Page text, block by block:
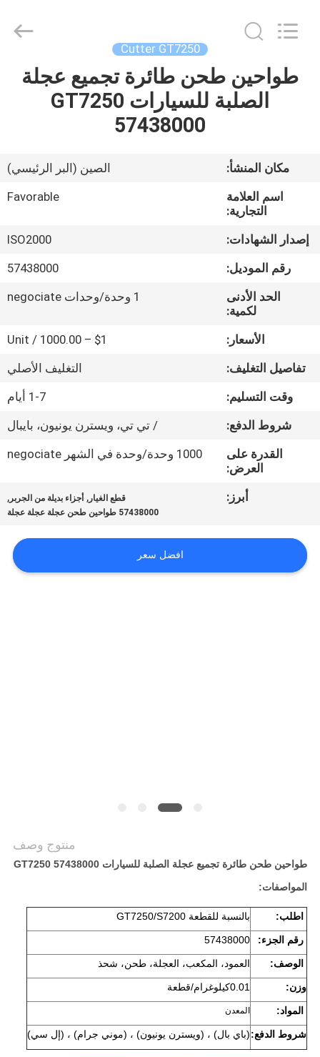
الصفحة
الرئيسية
معلومات
جولة
مراقبة
الجودة
اتصل
اطلب
اقتباس
EQUIPMENT
CO.,LTD.
Cutter GT7250
طواحين طحن طائرة تجميع عجلة
الصلبة للسيارات GT7250
57438000
مكان المنشأ:
الصين (البر الرئيسي)
اسم العلامة
التجارية:
Favorable
إصدار الشهادات:
ISO2000
رقم الموديل:
57438000
الحد الأدنى
لكمية:
1 وحدة/وحدات negociate
الأسعار:
$1 – 1000.00 / Unit
تفاصيل التغليف:
التغليف الأصلي
وقت التسليم:
1-7 أيام
شروط الدفع:
/ تي تي، ويسترن يونيون، بايبال
القدرة على
العرض:
1000 وحدة/وحدة في الشهر negociate
أبرز: قطع الغيار , أجزاء بديلة من الجربر ,
57438000 طواحين طحن عجلة عجلة عجلة
افضل سعر
منتوج وصف
طواحين طحن طائرة تجميع عجلة الصلبة للسيارات GT7250 57438000
المواصفات:
اطلب: بالنسبة للقطعة GT7250/S7200
رقم الجزء: 57438000
الوصف: العمود، المكعب، العجلة، طحن، شحذ
وزن: 0.01كيلوغرام/قطعة
المواد: المعدن
شروط الدفع:(باي بال) ، (ويسترن يونيون) ، (موني جرام) ، (إل سي)